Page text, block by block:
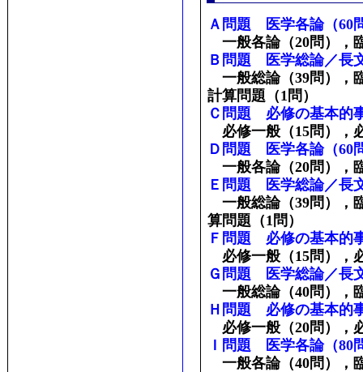
Ａ問題 医学各論（60
一般各論（20問），
Ｂ問題 医学総論／長
一般総論（39問），
計算問題（1問）
Ｃ問題 必修の基本的
必修一般（15問），
Ｄ問題 医学各論（60
一般各論（20問），
Ｅ問題 医学総論／長
一般総論（39問），
算問題（1問）
Ｆ問題 必修の基本的
必修一般（15問），
Ｇ問題 医学総論／長
一般総論（40問），
Ｈ問題 必修の基本的
必修一般（20問），
Ｉ問題 医学各論（80
一般各論（40問），